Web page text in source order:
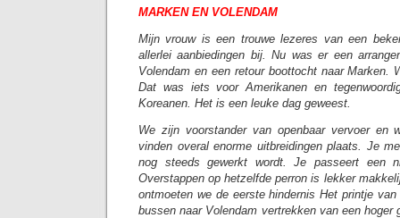
MARKEN EN VOLENDAM
Mijn vrouw is een trouwe lezeres van een
allerlei aanbiedingen bij. Nu was er een
Volendam en een retour boottocht naar Marken.
Dat was iets voor Amerikanen en
Koreanen. Het is een leuke dag geweest.
We zijn voorstander van openbaar vervoer en
vinden overal enorme uitbreidingen plaats. Je
nog steeds gewerkt wordt. Je passeert een
Overstappen op hetzelfde perron is lekker
ontmoeten we de eerste hindernis Het printje van
bussen naar Volendam vertrekken van een hoger